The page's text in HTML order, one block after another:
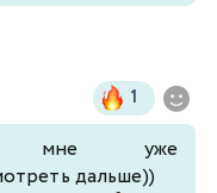
1
мне уже
дальше))